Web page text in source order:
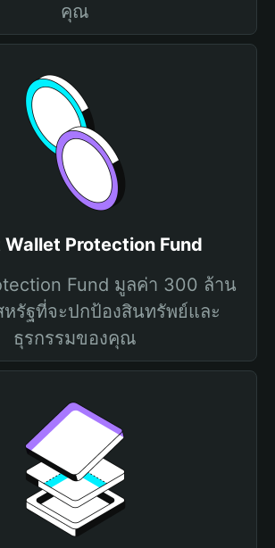
คุณ
Protection Fund
Fund มูลค่า 300 ล้าน
หรัฐที่จะปกป้องสินทรัพย์และ
ธุรกรรมของคุณ